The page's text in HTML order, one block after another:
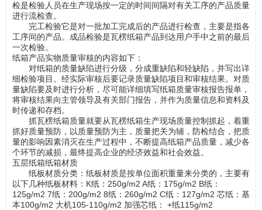
检是检验人员在生产现场按一定的时间间隔对有关工序的产品质量
进行流检查。
完工检验它是对一批加工完成后的产品进行检查，主要是指各
工序间的产品。成品检验是瓦楞纸箱产品到达用户手中之前的最后
一次检验。
纸箱产品实物质量审核的内容如下：
对纸箱的质量缺陷进行分级，分成重缺陷和轻缺陷，并写出详
细检验项目。经实际审核后要记录质量缺陷项目和审核结果。对质
量缺陷要及时进行分析，尽可能详细填写纸箱质量审核报告报单，
将审核结果向主管领导及有关部门报告，并作为质量信息和资料及
时传递和存档。
抓瓦楞纸箱质量就要从瓦楞纸箱生产现场质量控制抓起，着重
抓好质量预防，以质量预防为主，质量把关为辅，防检结合，把质
量的影响因素消灭在生产过程中，不断提高纸箱产品质量，减少各
个环节的减损，最终提高企业的经济效益和社会效益。
五层纸箱纸箱材质
纸板材质分类：纸板材质是按单位面积重量来分类的，主要有
以下几种纸板材料：K纸：250g/m2 A纸：175g/m2 B纸：
125g/m2 7纸：200g/m2 8纸：260g/m2 C纸：127g/m2 芯纸：基
本100g/m2 大机105-110g/m2 加强芯纸： +纸115g/m2